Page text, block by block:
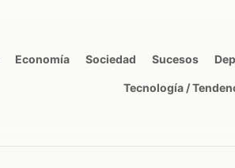
Economía Sociedad Sucesos
Tecnología /